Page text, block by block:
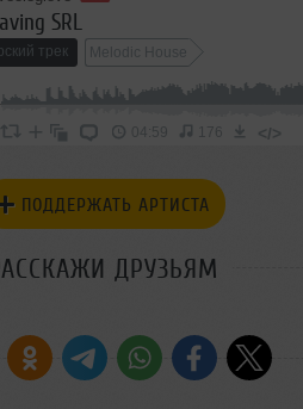
SRL
трек Melodic House
04:59 176 </>
ПОДДЕРЖАТЬ АРТИСТА
ДРУЗЬЯМ